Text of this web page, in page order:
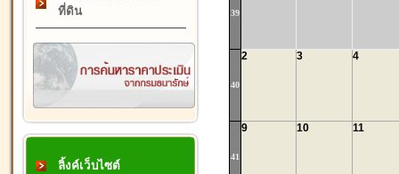
ที่ดิน
ลิ้งค์เว็บไซต์
39
40
2 3 4
41
9 10 11